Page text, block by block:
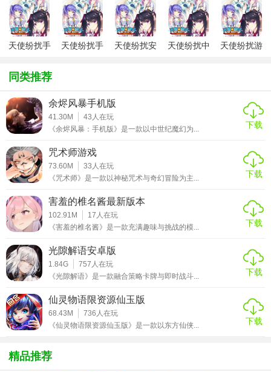
3. 策略经营：除了恋爱养成，玩家还需经营自己的事务所，
通过智慧和策略解决各种案件，提升事务所的声望和影响
力。
【天使纷扰汉化版过程】
1. 角色邂逅：在游戏初期，玩家可以通过完成特定任务或随
机事件遇到不同的男性角色，每个角色都有其独特的性格和
喜好。
2. 好感度提升：通过与角色互动、赠送礼物、完成他们的请
求等方式提升好感度，解锁更多剧情和专属故事。
技能，解锁新的道具和助手，以更有效地解决纠纷。
【天使纷扰汉化版技巧】
1. 合理分配时间：在平衡恋爱与经营时，要合理安排时间，
确保每个角色都能得到足够的关注，同时不影响事务所的运
2. 观察对话选项：不同对话选项会影响角色的心情和好感
度，需谨慎选择，以达成最佳结局。
3. 策略投资：在经营方面，应优先考虑投资能够带来长期收
天使纷扰手
天使纷扰手
天使纷扰安
天使纷扰中
天使纷扰游
同类推荐
余烬风暴手机版
41.30M 43 人在玩
《余烬风暴：手机版》是一款以中世纪魔幻为...
下载
咒术师游戏
73.60M 33 人在玩
《咒术师》是一款以神秘咒术与奇幻冒险为主...
下载
害羞的椎名酱最新版本
102.91M 17 人在玩
《害羞的椎名酱》是一款充满趣味与挑战的模...
下载
光隙解语安卓版
1.84G 757 人在玩
《光隙解语》是一款融合策略卡牌与即时战斗...
下载
仙灵物语限资源仙玉版
68.43M 736 人在玩
《仙灵物语限资源仙玉版》是一款以东方仙侠...
下载
精品推荐